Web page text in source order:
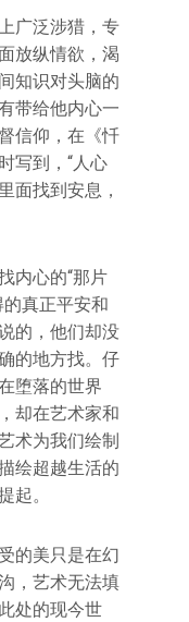
广泛涉猎，专
放纵情欲，渴
知识对头脑的
带给他内心一
信仰，在《忏
写到，“人心
面找到安息，
内心的“那片
真正平安和
的，他们却没
的地方找。仔
堕落的世界
却在艺术家和
术为我们绘制
绘超越生活的
起。
的美只是在幻
，艺术无法填
处的现今世